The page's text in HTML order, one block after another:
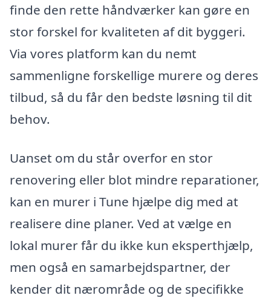
finde den rette håndværker kan gøre en
stor forskel for kvaliteten af dit byggeri.
Via vores platform kan du nemt
sammenligne forskellige murere og deres
tilbud, så du får den bedste løsning til dit
behov.
Uanset om du står overfor en stor
renovering eller blot mindre reparationer,
kan en murer i Tune hjælpe dig med at
realisere dine planer. Ved at vælge en
lokal murer får du ikke kun eksperthjælp,
men også en samarbejdspartner, der
kender dit nærområde og de specifikke